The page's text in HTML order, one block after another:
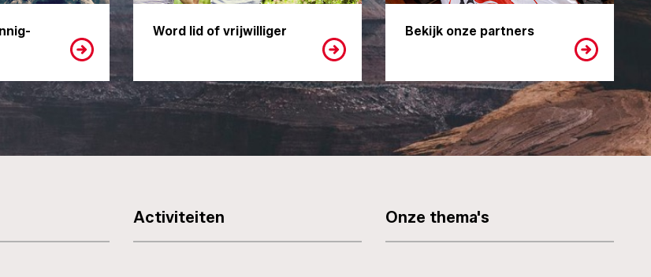
Word lid of vrijwilliger Bekijk onze partners
Activiteiten Onze thema's